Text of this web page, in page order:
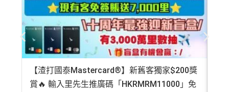
【渣打國泰Mastercard®】新舊客獨家$200獎
賞🔥 輸入里先生推廣碼「HKRMRM11000」免